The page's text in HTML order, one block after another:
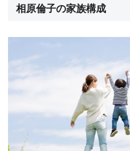
相原倫子の家族構成